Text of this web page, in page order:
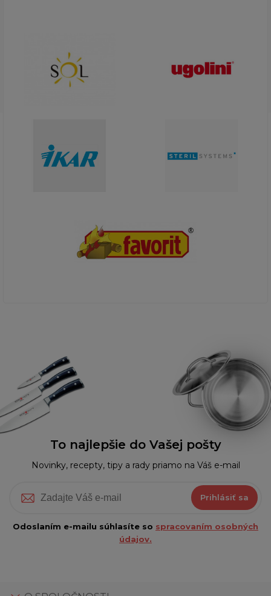
To najlepšie do Vašej pošty
Novinky, recepty, tipy a rady priamo na Váš e-mail
Prihlásiť sa
Odoslaním e-mailu súhlasíte so spracovaním osobných
údajov.